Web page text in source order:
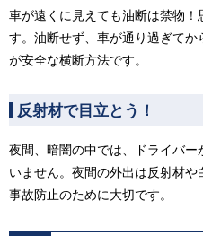
車が遠くに見えても油断は禁物！
す。油断せず、車が通り過ぎてか
が安全な横断方法です。
反射材で目立とう！
夜間、暗闇の中では、ドライバ
いません。夜間の外出は反射材
事故防止のために大切です。